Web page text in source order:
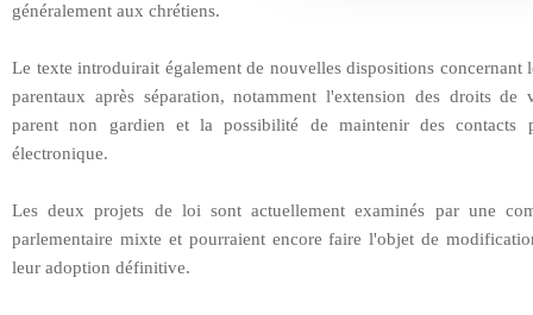
généralement aux chrétiens.
Le texte introduirait également de nouvelles dispositions concernant
parentaux après séparation, notamment l'extension des droits de
parent non gardien et la possibilité de maintenir des contacts
électronique.
Les deux projets de loi sont actuellement examinés par une
parlementaire mixte et pourraient encore faire l'objet de
leur adoption définitive.